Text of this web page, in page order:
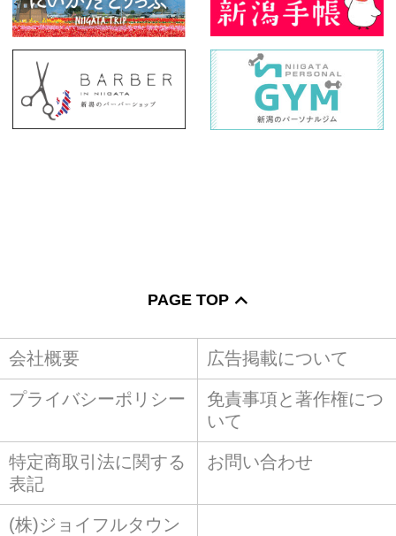
PAGE TOP
会社概要 広告掲載について
プライバシーポリシー
免責事項と著作権につ
いて
特定商取引法に関する
表記
お問い合わせ
(株)ジョイフルタウン